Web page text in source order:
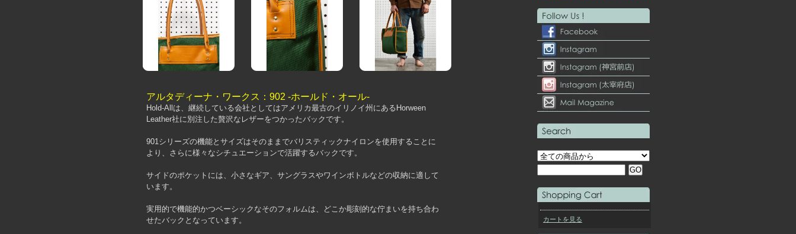
アルタディーナ・ワークス：902 -ホールド・オール-
Hold-Allは、継続している会社としてはアメリカ最古のイリノイ州にあるHorween
Leather社に別注した贅沢なレザーをつかったバックです。
901シリーズの機能とサイズはそのままでバリスティックナイロンを使用することに
より、さらに様々なシチュエーションで活躍するバックです。
サイドのポケットには、小さなギア、サングラスやワインボトルなどの収納に適して
います。
実用的で機能的かつベーシックなそのフォルムは、どこか彫刻的な佇まいを持ち合わ
せたバックとなっています。
カートを見る